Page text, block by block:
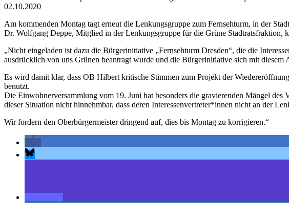
02.10.2020
Am kommenden Montag tagt erneut die Lenkungsgruppe zum Fernsehturm, in der
Dr. Wolfgang Deppe, Mitglied in der Lenkungsgruppe für die Grüne Stadtratsfraktion,
„Nicht eingeladen ist dazu die Bürgerinitiative „Fernsehturm Dresden“, die die
ausdrücklich von uns Grünen beantragt wurde und die Bürgerinitiative sich mit diesem
Es wird damit klar, dass OB Hilbert kritische Stimmen zum Projekt der
benutzt.
Die Einwohnerversammlung vom 19. Juni hat besonders die gravierenden Mängel
dieser Situation nicht hinnehmbar, dass deren Interessenvertreter*innen nicht an der
Wir fordern den Oberbürgermeister dringend auf, dies bis Montag zu korrigieren.“